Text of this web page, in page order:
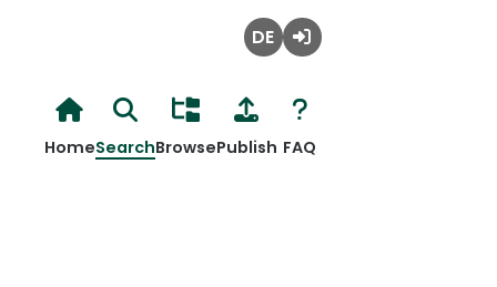
HomeSearchBrowsePublish FAQ